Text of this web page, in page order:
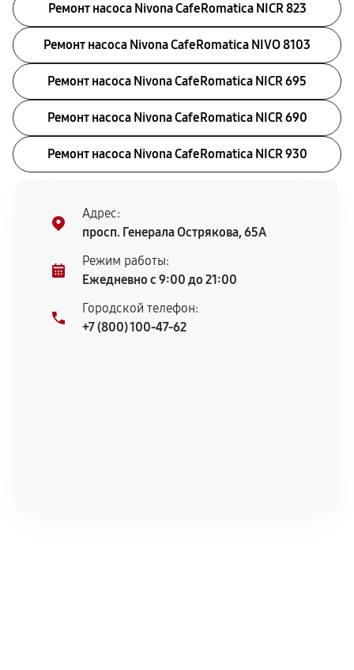
Ремонт насоса Nivona CafeRomatica NICR 823
Ремонт насоса Nivona CafeRomatica NIVO 8103
Ремонт насоса Nivona CafeRomatica NICR 695
Ремонт насоса Nivona CafeRomatica NICR 690
Ремонт насоса Nivona CafeRomatica NICR 930
Адрес:
просп. Генерала Острякова, 65А
Режим работы:
Ежедневно с 9:00 до 21:00
Городской телефон:
+7 (800) 100-47-62